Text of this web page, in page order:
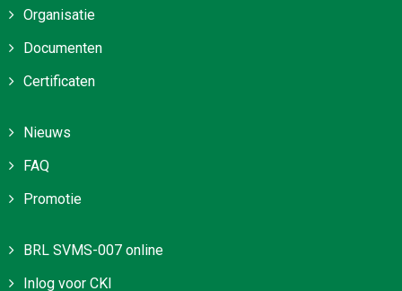
Organisatie
Documenten
Certificaten
Nieuws
FAQ
Promotie
BRL SVMS-007 online
Inlog voor CKI